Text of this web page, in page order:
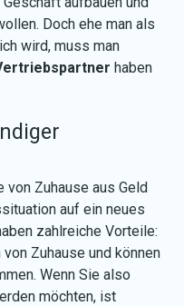
Doch ehe man als
wird, muss man
haben
Zuhause aus Geld
auf ein neues
zahlreiche Vorteile:
Zuhause und können
Wenn Sie also
möchten, ist